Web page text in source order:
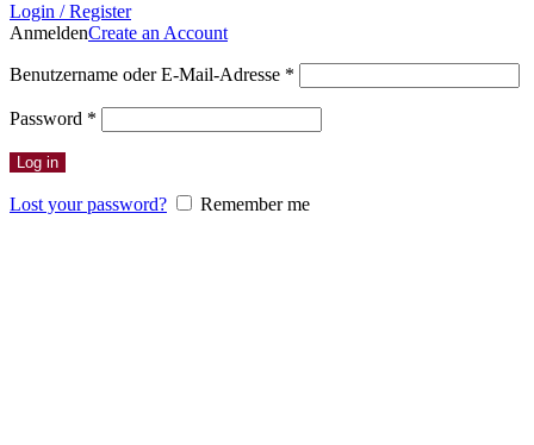
Login / Register
AnmeldenCreate an Account
Benutzername oder E-Mail-Adresse *
Password *
Log in
Lost your password? Remember me